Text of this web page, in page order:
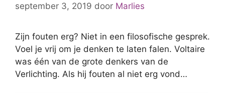
september 3, 2019 door Marlies
Zijn fouten erg? Niet in een filosofische gesprek.
Voel je vrij om je denken te laten falen. Voltaire
was één van de grote denkers van de
Verlichting. Als hij fouten al niet erg vond…